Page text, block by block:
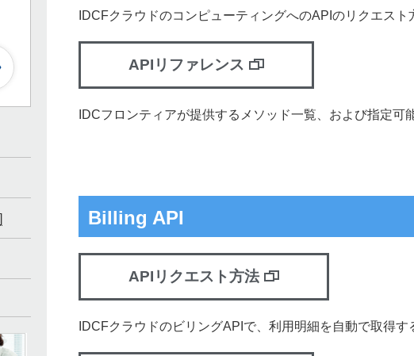
IDCFクラウドのコンピューティングへのAPIのリクエスト
APIリファレンス
IDCフロンティアが提供するメソッド一覧、および指定可
Billing API
APIリクエスト方法
IDCFクラウドのビリングAPIで、利用明細を自動で取得す